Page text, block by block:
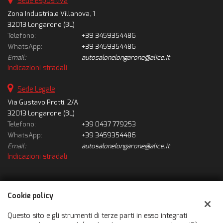
Zona Industriale Villanova, 1
32013 Longarone (BL)
Telefono:
+39 3459354486
WhatsApp:
+39 3459354486
Email:
autosalonelongarone@alice.it
Indicazioni stradali
Sede Legale
Via Gustavo Protti, 2/A
32013 Longarone (BL)
Telefono:
+39 0437 779253
WhatsApp:
+39 3459354486
Email:
autosalonelongarone@alice.it
Indicazioni stradali
Dati fiscali:
Autosalone Longarone Srl
Via Gustavo Protti, 2/A, Longarone (BL)
Cookie policy
Questo sito e gli strumenti di terze parti in esso integrati